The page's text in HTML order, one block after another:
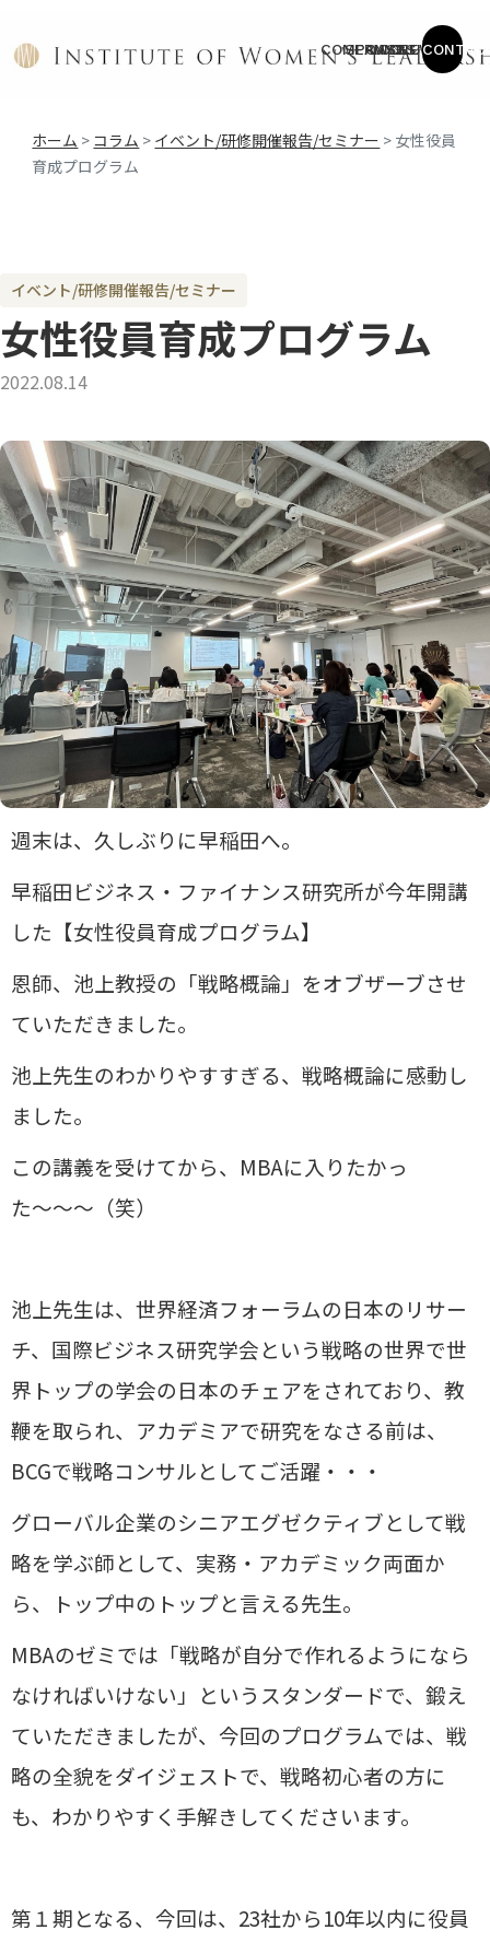
COMPANY
SERVICE
CASES
COLUMN
NEWS
ホーム > コラム > イベント/研修開催報告/セミナー > 女性役員
育成プログラム
イベント/研修開催報告/セミナー
女性役員育成プログラム
2022.08.14
週末は、久しぶりに早稲田へ。
早稲田ビジネス・ファイナンス研究所が今年開講
した【女性役員育成プログラム】
恩師、池上教授の「戦略概論」をオブザーブさせ
ていただきました。
池上先生のわかりやすすぎる、戦略概論に感動し
ました。
この講義を受けてから、MBAに入りたかっ
た〜〜〜（笑）
池上先生は、世界経済フォーラムの日本のリサー
チ、国際ビジネス研究学会という戦略の世界で世
界トップの学会の日本のチェアをされており、教
鞭を取られ、アカデミアで研究をなさる前は、
BCGで戦略コンサルとしてご活躍・・・
グローバル企業のシニアエグゼクティブとして戦
略を学ぶ師として、実務・アカデミック両面か
ら、トップ中のトップと言える先生。
MBAのゼミでは「戦略が自分で作れるようになら
なければいけない」というスタンダードで、鍛え
ていただきましたが、今回のプログラムでは、戦
略の全貌をダイジェストで、戦略初心者の方に
も、わかりやすく手解きしてくださいます。
第１期となる、今回は、23社から10年以内に役員